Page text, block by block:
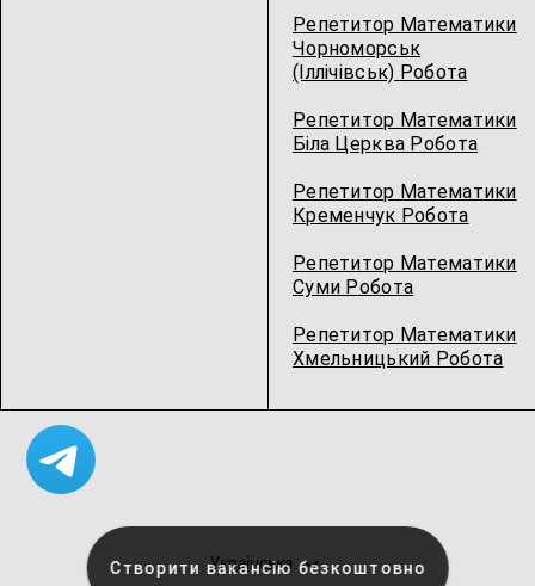
Репетитор Математики
Чорноморськ
(Іллічівськ) Робота
Репетитор Математики
Біла Церква Робота
Репетитор Математики
Кременчук Робота
Репетитор Математики
Суми Робота
Репетитор Математики
Хмельницький Робота
Українська
Створити вакансію безкоштовно